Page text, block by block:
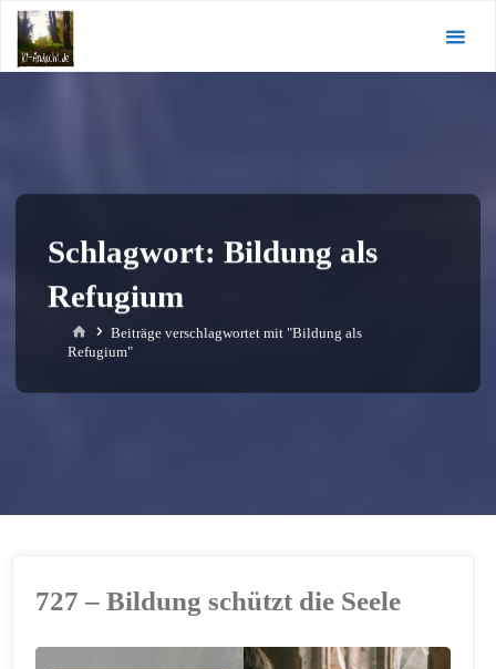
Zum
Inhalt
springen
Schlagwort:Bildung als
Refugium
StartBeiträge verschlagwortet mit "Bildung als
Refugium"
727 – Bildung schützt die Seele